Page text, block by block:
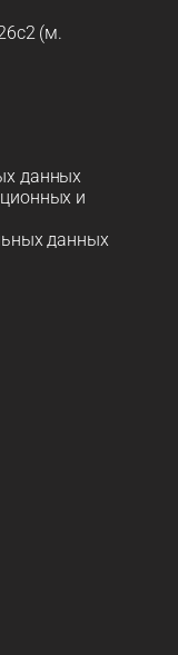
(м.
данных
и
данных